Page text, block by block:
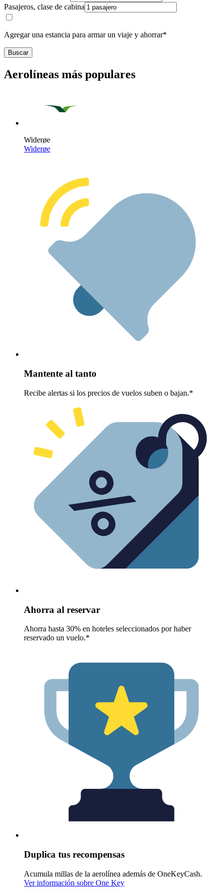
Pasajeros, clase de cabina
Agregar una estancia para armar un viaje y ahorrar*
Buscar
Aerolíneas más populares
Widerøe
Widerøe
Mantente al tanto
Recibe alertas si los precios de vuelos suben o bajan.*
Ahorra al reservar
Ahorra hasta 30% en hoteles seleccionados por haber
reservado un vuelo.*
Duplica tus recompensas
Acumula millas de la aerolínea además de OneKeyCash.
Ver información sobre One Key